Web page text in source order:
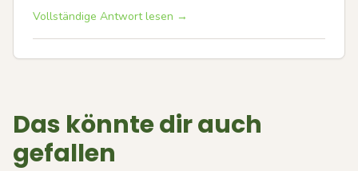
Vollständige Antwort lesen →
Das könnte dir auch
gefallen